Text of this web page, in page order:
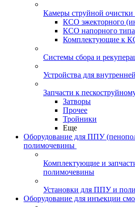
Камеры струйной очистки
КСО эжекторного
КСО напорного типа
Комплектующие к
Системы сбора и
Устройства для
Запчасти к
Затворы
Прочее
Тройники
Еще
Оборудование для ППУ
полимочевины
Комплектующие и
полимочевины
Установки для ППУ и
Оборудование для инъекции